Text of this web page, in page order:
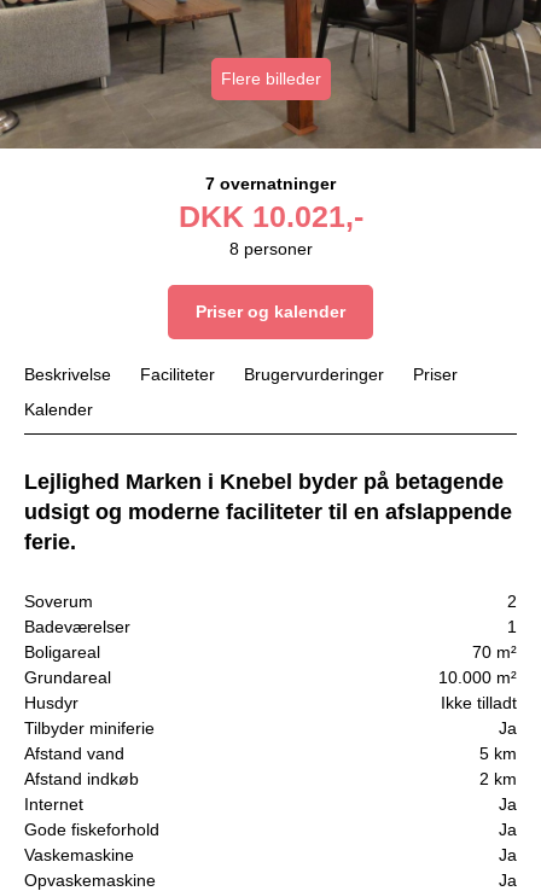
Flere billeder
7 overnatninger
DKK 10.021,-
8 personer
Priser og kalender
Beskrivelse Faciliteter Brugervurderinger
Priser
Kalender
Lejlighed Marken i Knebel byder på betagende
udsigt og moderne faciliteter til en afslappende
ferie.
Soverum
2
Badeværelser
1
Boligareal
70 m²
Grundareal
10.000 m²
Husdyr
Ikke tilladt
Tilbyder miniferie
Ja
Afstand vand
5 km
Afstand indkøb
2 km
Internet
Ja
Gode fiskeforhold
Ja
Vaskemaskine
Ja
Opvaskemaskine
Ja